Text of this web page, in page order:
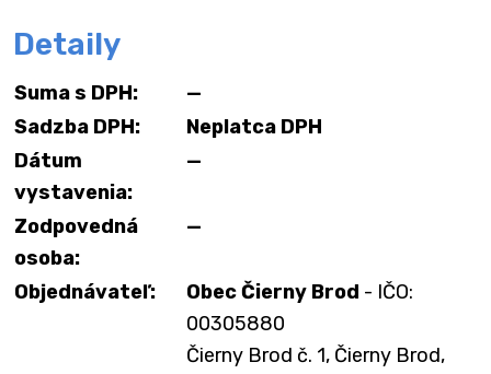
Detaily
Suma s DPH:
—
Sadzba DPH:
Neplatca DPH
Dátum
vystavenia:
—
Zodpovedná
osoba:
—
Objednávateľ: Obec Čierny Brod - IČO:
00305880
Čierny Brod č. 1, Čierny Brod,